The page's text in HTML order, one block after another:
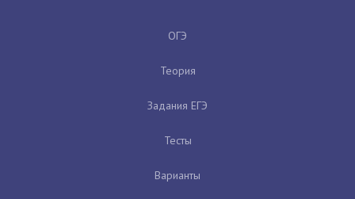
ОГЭ
Теория
Задания ЕГЭ
Тесты
Варианты